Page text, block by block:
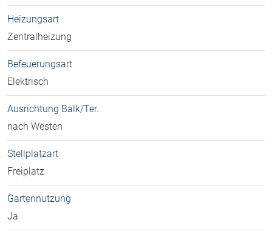
Heizungsart
Zentralheizung
Befeuerungsart
Elektrisch
Ausrichtung Balk/Ter.
nach Westen
Stellplatzart
Freiplatz
Gartennutzung
Ja